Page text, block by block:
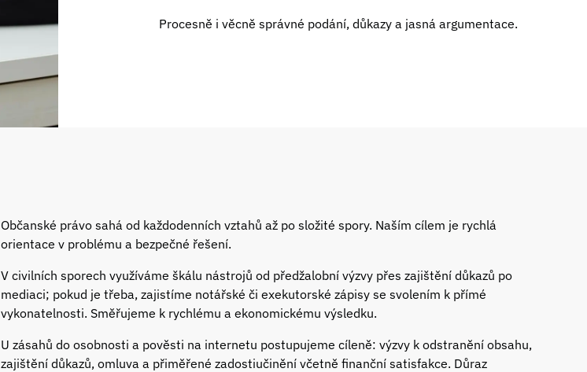
Procesně i věcně správné podání, důkazy a jasná argumentace.
Občanské právo sahá od každodenních vztahů až po složité spory. Naším cílem je rychlá
orientace v problému a bezpečné řešení.
V civilních sporech využíváme škálu nástrojů od předžalobní výzvy přes zajištění důkazů po
mediaci; pokud je třeba, zajistíme notářské či exekutorské zápisy se svolením k přímé
vykonatelnosti. Směřujeme k rychlému a ekonomickému výsledku.
U zásahů do osobnosti a pověsti na internetu postupujeme cíleně: výzvy k odstranění obsahu,
zajištění důkazů, omluva a přiměřené zadostiučinění včetně finanční satisfakce. Důraz